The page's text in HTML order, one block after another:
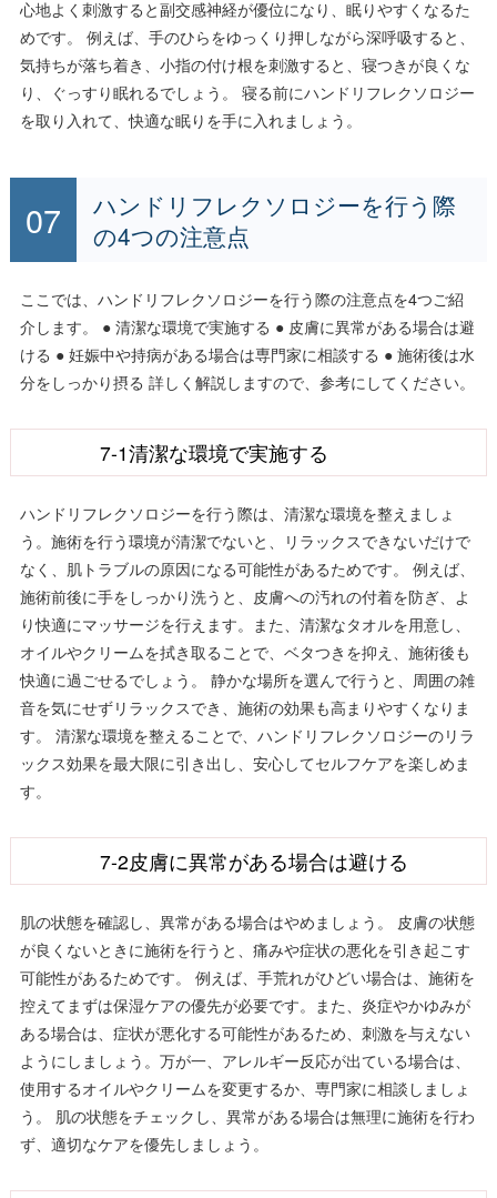
心地よく刺激すると副交感神経が優位になり、眠りやすくなるた
めです。 例えば、手のひらをゆっくり押しながら深呼吸すると、
気持ちが落ち着き、小指の付け根を刺激すると、寝つきが良くな
り、ぐっすり眠れるでしょう。 寝る前にハンドリフレクソロジー
を取り入れて、快適な眠りを手に入れましょう。
ハンドリフレクソロジーを行う際
の4つの注意点
ここでは、ハンドリフレクソロジーを行う際の注意点を4つご紹
介します。 ● 清潔な環境で実施する ● 皮膚に異常がある場合は避
ける ● 妊娠中や持病がある場合は専門家に相談する ● 施術後は水
分をしっかり摂る 詳しく解説しますので、参考にしてください。
7-1清潔な環境で実施する
ハンドリフレクソロジーを行う際は、清潔な環境を整えましょ
う。施術を行う環境が清潔でないと、リラックスできないだけで
なく、肌トラブルの原因になる可能性があるためです。 例えば、
施術前後に手をしっかり洗うと、皮膚への汚れの付着を防ぎ、よ
り快適にマッサージを行えます。また、清潔なタオルを用意し、
オイルやクリームを拭き取ることで、ベタつきを抑え、施術後も
快適に過ごせるでしょう。 静かな場所を選んで行うと、周囲の雑
音を気にせずリラックスでき、施術の効果も高まりやすくなりま
す。 清潔な環境を整えることで、ハンドリフレクソロジーのリラ
ックス効果を最大限に引き出し、安心してセルフケアを楽しめま
す。
7-2皮膚に異常がある場合は避ける
肌の状態を確認し、異常がある場合はやめましょう。 皮膚の状態
が良くないときに施術を行うと、痛みや症状の悪化を引き起こす
可能性があるためです。 例えば、手荒れがひどい場合は、施術を
控えてまずは保湿ケアの優先が必要です。また、炎症やかゆみが
ある場合は、症状が悪化する可能性があるため、刺激を与えない
ようにしましょう。万が一、アレルギー反応が出ている場合は、
使用するオイルやクリームを変更するか、専門家に相談しましょ
う。 肌の状態をチェックし、異常がある場合は無理に施術を行わ
ず、適切なケアを優先しましょう。